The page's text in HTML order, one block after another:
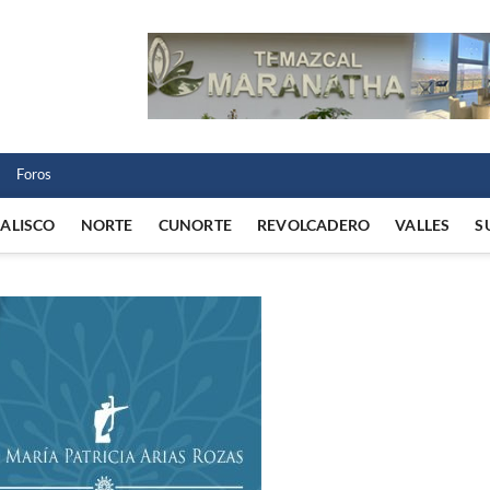
Foros
NORTE CUNORTE REVOLCADERO VALLES